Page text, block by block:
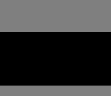
der
oder